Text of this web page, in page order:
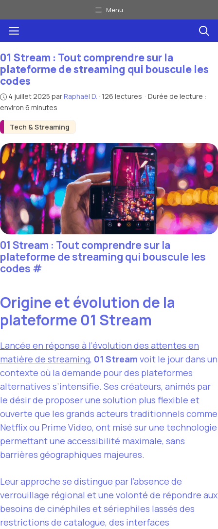
au
contenu
Menu
Menu
Tech & Streaming
01 Stream : Tout comprendre sur la
plateforme de streaming qui bouscule les
codes
4 juillet 2025 par Raphaël D. · 126 lectures · Durée de lecture :
environ 6 minutes
01 Stream : Tout comprendre sur la
plateforme de streaming qui bouscule les
codes #
Origine et évolution de la
plateforme 01 Stream
Lancée en réponse à l’évolution des attentes en
matière de streaming, 01 Stream voit le jour dans un
contexte où la demande pour des plateformes
alternatives s’intensifie. Ses créateurs, animés par
le désir de proposer une solution plus flexible et
ouverte que les grands acteurs traditionnels comme
Netflix ou Prime Video, ont misé sur une technologie
permettant une accessibilité maximale, sans
barrières géographiques majeures.
Leur approche se distingue par l’absence de
verrouillage régional et une volonté de répondre aux
besoins de cinéphiles et sériephiles lassés des
restrictions de catalogue, des interfaces